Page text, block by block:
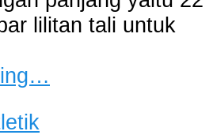
lilitan tali untuk